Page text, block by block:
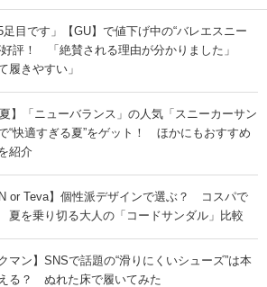
足目です」【GU】で値下げ中の“バレエスニー
好評！ 「絶賛される理由が分かりました」
履きやすい」
夏】「ニューバランス」の人気「スニーカーサン
“快適すぎる夏”をゲット！ ほかにもおすすめ
紹介
or Teva】個性派デザインで選ぶ？ コスパで
を乗り切る大人の「コードサンダル」比較
マン】SNSで話題の“滑りにくいシューズ”は本
る？ ぬれた床で履いてみた